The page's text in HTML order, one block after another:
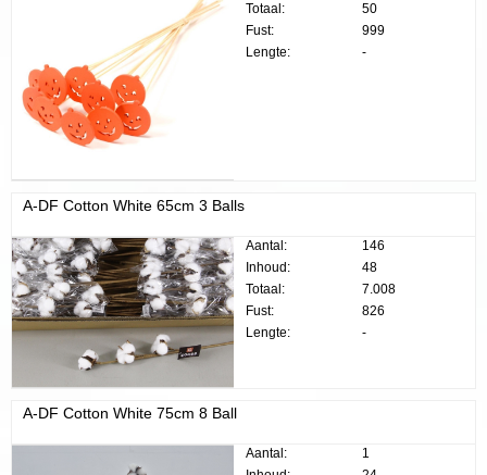
Totaal:
50
Fust:
999
Lengte:
-
A-DF Cotton White 65cm 3 Balls
Aantal:
146
Inhoud:
48
Totaal:
7.008
Fust:
826
Lengte:
-
A-DF Cotton White 75cm 8 Ball
Aantal:
1